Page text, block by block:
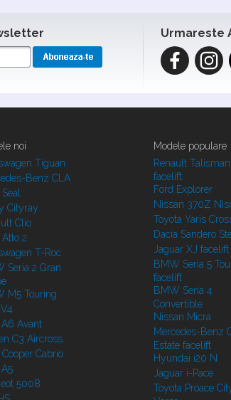
Urmareste
noi
Tiguan
Benz CLA
Cityray
Clio
2
T-Roc
Seria 2 Gran
M5 Touring
Avant
C3 Aircross
Cooper Cabrio
5008
Modele populare
Renault
facelift
Ford Explorer
Nissan 370Z
Toyota Yaris
Dacia Sandero
Jaguar XJ facelift
BMW Seria 5
facelift
BMW Seria 4
Convertible
Nissan Micra
Mercedes-Benz
Estate facelift
Hyundai i20 N
Jaguar i-Pace
Toyota Proace